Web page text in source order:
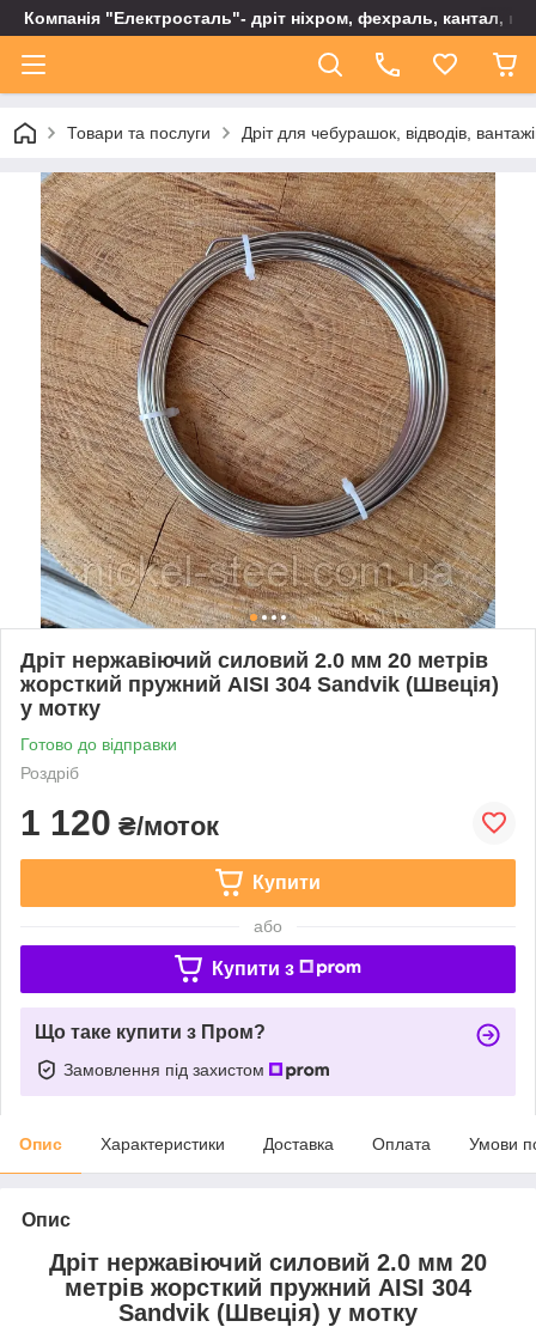
Компанія "Електросталь"- дріт ніхром, фехраль, кантал,
Товари та послуги Дріт для чебурашок, відводів,
Дріт нержавіючий силовий 2.0 мм 20 метрів
жорсткий пружний AISI 304 Sandvik (Швеція)
у мотку
Готово до відправки
Роздріб
1 120 ₴/моток
Купити
або
Купити з
Що таке купити з Пром?
Замовлення під захистом
Опис Характеристики Доставка Оплата Умови
Опис
Дріт нержавіючий силовий 2.0 мм 20
метрів жорсткий пружний AISI 304
Sandvik (Швеція) у мотку